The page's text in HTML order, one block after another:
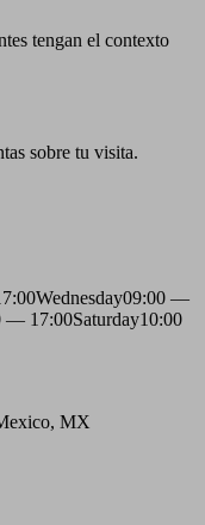
tengan el contexto
sobre tu visita.
Wednesday09:00 —
— 17:00Saturday10:00
MX